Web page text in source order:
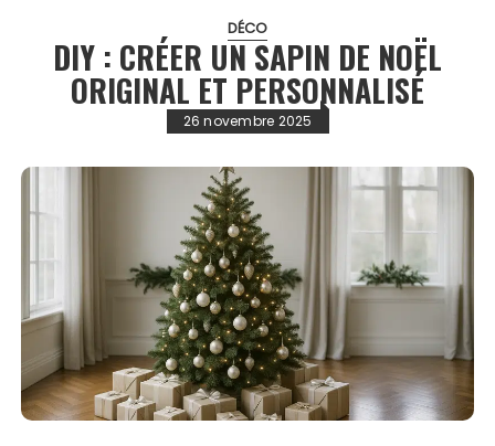
DÉCO
DIY : CRÉER UN SAPIN DE NOËL
ORIGINAL ET PERSONNALISÉ
26 novembre 2025